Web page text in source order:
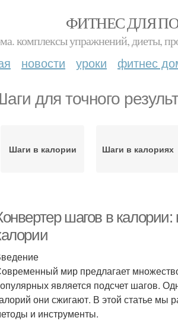
ФИТНЕС ДЛЯ
комплексы упражнений, диеты,
новости уроки фитнес
для точного
Шаги в калории Шаги в калориях
шагов в
мир предлагает
является подсчет шагов.
они сжигают. В этой статье мы
и инструменты.